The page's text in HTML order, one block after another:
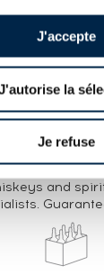
J'accepte
la
Je refuse
EXPERTISE
and